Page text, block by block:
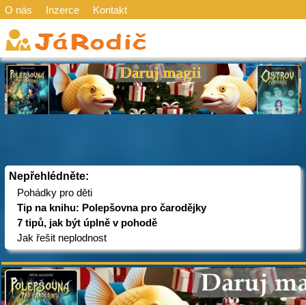
O nás Inzerce Kontakt
Nepřehlédněte:
Pohádky pro děti
Tip na knihu: Polepšovna pro čarodějky
7 tipů, jak být úplně v pohodě
Jak řešit neplodnost